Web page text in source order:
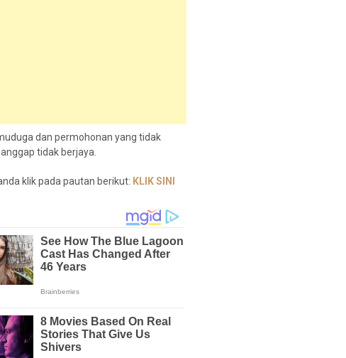
dan permohonan yang tidak
tidak berjaya.
klik pada pautan berikut: KLIK SINI